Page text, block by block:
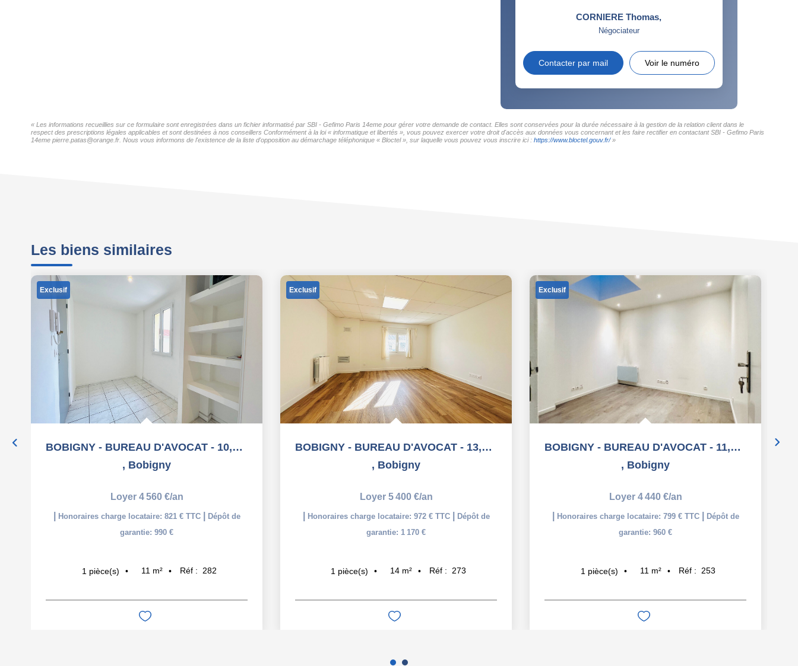
CORNIERE Thomas,
Négociateur
Contacter par mail Voir le numéro
« Les informations recueillies sur ce formulaire sont enregistrées dans un fichier informatisé par SBI - Gefimo Paris 14eme pour gérer votre demande de contact. Elles sont conservées pour la durée nécessaire à la gestion de la relation client dans le
respect des prescriptions légales applicables et sont destinées à nos conseillers Conformément à la loi « informatique et libertés », vous pouvez exercer votre droit d'accès aux données vous concernant et les faire rectifier en contactant SBI - Gefimo Paris
14eme pierre.patas@orange.fr. Nous vous informons de l'existence de la liste d'opposition au démarchage téléphonique « Bloctel », sur laquelle vous pouvez vous inscrire ici : https://www.bloctel.gouv.fr/»
Les biens similaires
Exclusif
BOBIGNY - BUREAU D'AVOCAT - 10,50 m2
, Bobigny
Loyer 4 560 €/an
Honoraires charge locataire: 821 € TTC
Dépôt de
garantie: 990 €
1 pièce(s) 11 m² Réf : 282
Exclusif
BOBIGNY - BUREAU D'AVOCAT - 13,94 m2
, Bobigny
Loyer 5 400 €/an
Honoraires charge locataire: 972 € TTC
Dépôt de
garantie: 1 170 €
1 pièce(s) 14 m² Réf : 273
Exclusif
BOBIGNY - BUREAU D'AVOCAT - 11,37 m2
, Bobigny
Loyer 4 440 €/an
Honoraires charge locataire: 799 € TTC
Dépôt de
garantie: 960 €
1 pièce(s) 11 m² Réf : 253